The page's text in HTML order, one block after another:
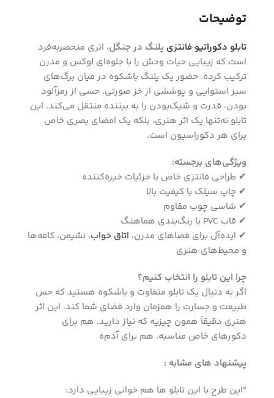
توضیحات
تابلو دکوراتیو فانتزی پلنگ در جنگل، اثری منحصربه‌فرد
است که زیبایی حیات وحش را با جلوه‌ای لوکس و مدرن
ترکیب کرده. حضور یک پلنگ باشکوه در میان برگ‌های
سبز استوایی و پوششی از خز صورتی، حسی از رمزآلود
بودن، قدرت و شیک‌بودن را به بیننده منتقل می‌کند. این
تابلو نه‌تنها یک اثر هنری، بلکه یک امضای بصری خاص
برای هر دکوراسیون است.
ویژگی‌های برجسته:
✔ طراحی فانتزی خاص با جزئیات خیره‌کننده
✔ چاپ سیلک با کیفیت بالا
✔ شاسی چوب مقاوم
✔ قاب PVC با رنگ‌بندی هماهنگ
✔ ایده‌آل برای فضاهای مدرن، اتاق خواب، نشیمن، کافه‌ها
و محیط‌های هنری
چرا این تابلو را انتخاب کنیم؟
اگر به دنبال یک تابلو متفاوت و باشکوه هستید که حس
طبیعت و جسارت را همزمان وارد فضای شما کند، این اثر
هنری دقیقاً همون چیزیه که نیاز دارید. هم برای
دکورهای خاص مناسبه، هم برای آدم‌ه
پیشنهاد های مشابه :
“این طرح با این تابلو ها هم خوانی زیبایی دارد: